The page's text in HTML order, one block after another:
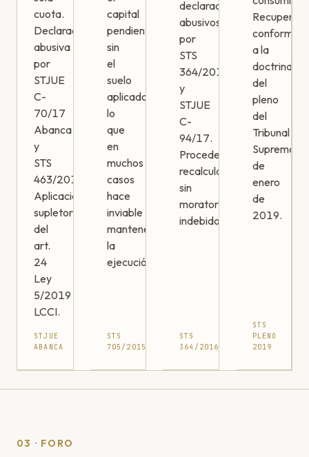
cuota.
Declarada
abusiva
por
STJUE
C-
70/17
Abanca
y
STS
463/2019.
Aplicación
supletoria
del
art.
24
Ley
5/2019
LCCI.
STJUE
ABANCA
capital
pendiente
sin
el
suelo
aplicado,
lo
que
en
muchos
casos
hace
inviable
mantener
la
ejecución.
STS
705/2015
declarados
abusivos
por
STS
364/2016
y
STJUE
C-
94/17.
Procede
recalcular
sin
moratorios
indebidos.
STS
364/2016
conforme
a la
doctrina
del
pleno
del
Tribunal
Supremo
de
enero
de
2019.
STS
PLENO
2019
03 · FORO